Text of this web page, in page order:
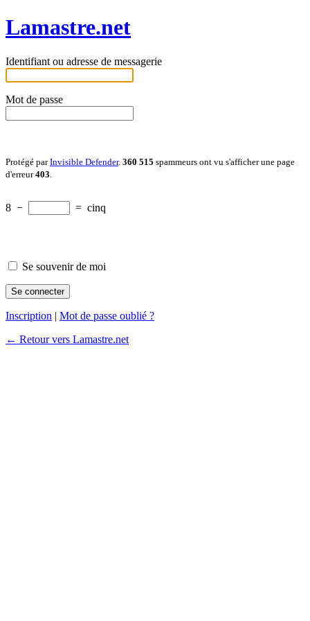
Lamastre.net
Identifiant ou adresse de messagerie
Mot de passe
Protégé parInvisible Defender. 360 515 spammeurs ont vu s'afficher une page
d'erreur403
8 − = cinq
Se souvenir de moi
Inscription | Mot de passe oublié ?
← Retour vers Lamastre.net